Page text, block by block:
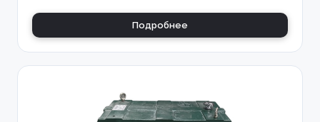
Подробнее